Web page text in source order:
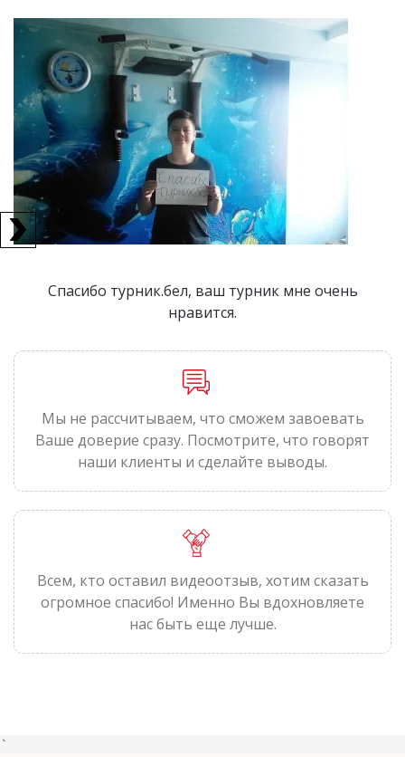
Мы не рассчитываем, что сможем завоевать
Ваше доверие сразу. Посмотрите, что говорят
наши клиенты и сделайте выводы.
Всем, кто оставил видеоотзыв, хотим сказать
огромное спасибо! Именно Вы вдохновляете
нас быть еще лучше.
Спасибо турник.бел, ваш турник мне очень
нравится.
`